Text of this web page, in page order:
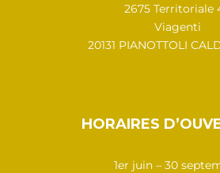
2675 Territoriale
Viagenti
20131 PIANOTTOLI
HORAIRES
1er juin – 30